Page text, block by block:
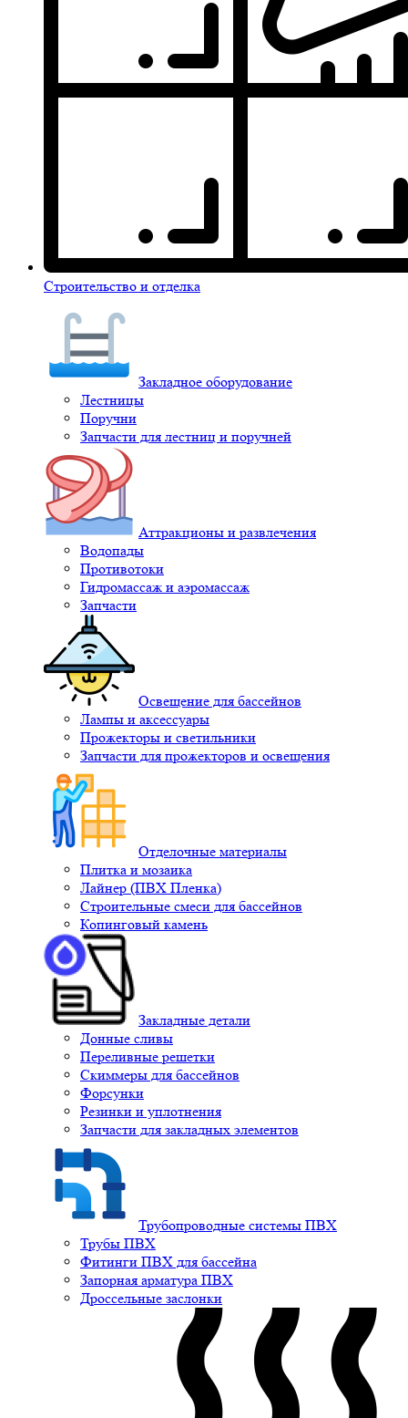
Строительство и отделка
Закладное оборудование
Лестницы
Поручни
Запчасти для лестниц и поручней
Аттракционы и развлечения
Водопады
Противотоки
Гидромассаж и аэромассаж
Запчасти
Освещение для бассейнов
Лампы и аксессуары
Прожекторы и светильники
Запчасти для прожекторов и освещения
Отделочные материалы
Плитка и мозаика
Лайнер (ПВХ Пленка)
Строительные смеси для бассейнов
Копинговый камень
Закладные детали
Донные сливы
Переливные решетки
Скиммеры для бассейнов
Форсунки
Резинки и уплотнения
Запчасти для закладных элементов
Трубопроводные системы ПВХ
Трубы ПВХ
Фитинги ПВХ для бассейна
Запорная арматура ПВХ
Дроссельные заслонки